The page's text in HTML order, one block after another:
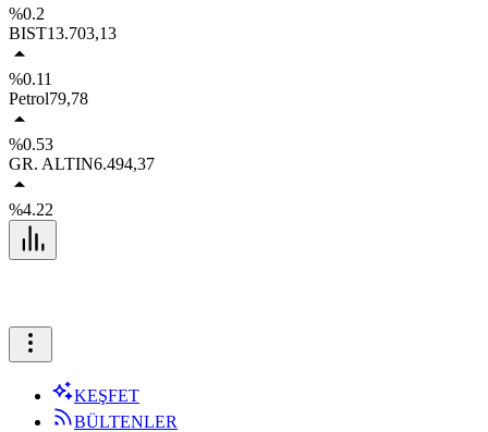
%0.2
BIST13.703,13
%0.11
Petrol79,78
%0.53
GR. ALTIN6.494,37
%4.22
KEŞFET
BÜLTENLER